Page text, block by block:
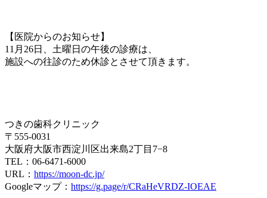
【医院からのお知らせ】
11月26日、土曜日の午後の診療は、
施設への往診のため休診とさせて頂きます。
つきの歯科クリニック
〒555-0031
大阪府大阪市西淀川区出来島2丁目7−8
TEL：06-6471-6000
URL： https://moon-dc.jp/
Googleマップ： https://g.page/r/CRaHeVRDZ-IOEAE